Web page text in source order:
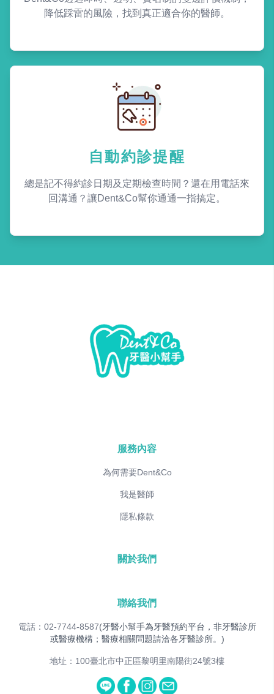
降低踩雷的風險，找到真正適合你的醫師。
自動約診提醒
總是記不得約診日期及定期檢查時間？還在用電話來
回溝通？讓Dent&Co幫你通通一指搞定。
服務內容
為何需要Dent&Co
我是醫師
隱私條款
關於我們
聯絡我們
電話：02-7744-8587(牙醫小幫手為牙醫預約平台，非牙醫診所
或醫療機構；醫療相關問題請洽各牙醫診所。)
地址：100臺北市中正區黎明里南陽街24號3樓